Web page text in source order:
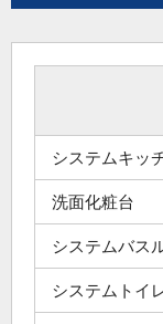
システムキッ
洗面化粧台
システムバス
システムトイ